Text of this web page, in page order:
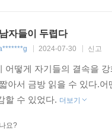
이다.
두려워한다”
서 해방될 수 있을까?
고 여자들 또한 자신을
다는 것이다. 브래지어 사
자들이 두렵다
2024-07-30 신고
어떻게 자기들의 결속을
아서 금방 읽을 수 있다.
할 수 있었다. 더보기
요?